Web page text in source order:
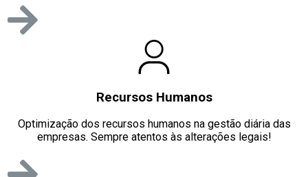
Recursos Humanos
Optimização dos recursos humanos na gestão diária das
empresas. Sempre atentos às alterações legais!